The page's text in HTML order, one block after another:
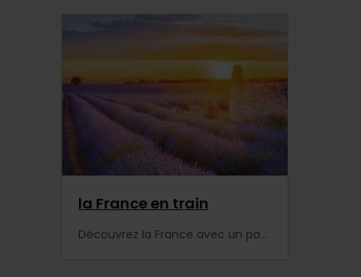
la France en train
Découvrez la France avec un pass Interrail ! Imaginez un voyage en train à Paris, Versailles et sur la Côte d'Azur. Découvrez les principaux sites et événements en France.